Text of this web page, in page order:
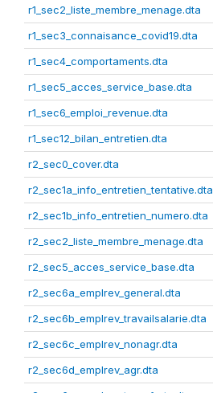
r1_sec2_liste_membre_menage.dta
r1_sec3_connaisance_covid19.dta
r1_sec4_comportaments.dta
r1_sec5_acces_service_base.dta
r1_sec6_emploi_revenue.dta
r1_sec12_bilan_entretien.dta
r2_sec0_cover.dta
r2_sec1a_info_entretien_tentative.dta
r2_sec1b_info_entretien_numero.dta
r2_sec2_liste_membre_menage.dta
r2_sec5_acces_service_base.dta
r2_sec6a_emplrev_general.dta
r2_sec6b_emplrev_travailsalarie.dta
r2_sec6c_emplrev_nonagr.dta
r2_sec6d_emplrev_agr.dta